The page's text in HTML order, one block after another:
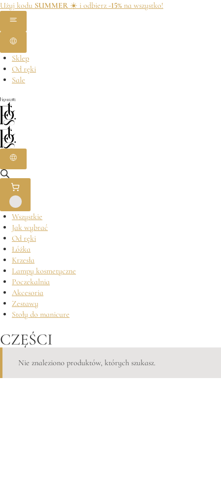
Użyj kodu SUMMER ☀️ i odbierz -15% na wszystko!
Sklep
Od ręki
Sale
Wszystkie
Jak wybrać
Od ręki
Łóżka
Krzesła
Lampy kosmetyczne
Poczekalnia
Akcesoria
Zestawy
Stoły do manicure
CZĘŚCI
Nie znaleziono produktów, których szukasz.